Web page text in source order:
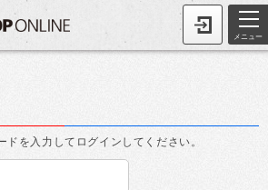
メニュー
を入力してログインしてください。